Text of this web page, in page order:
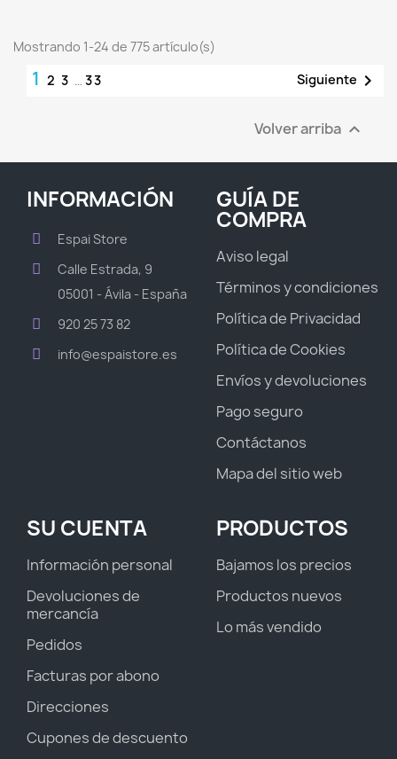
Mostrando 1-24 de 775 artículo(s)
1 2 3 … 33 Siguiente 
Volver arriba 
INFORMACIÓN
Espai Store
Calle Estrada, 9
05001 - Ávila - España
920 25 73 82
info@espaistore.es
GUÍA DE
COMPRA
Aviso legal
Términos y condiciones
Política de Privacidad
Política de Cookies
Envíos y devoluciones
Pago seguro
Contáctanos
Mapa del sitio web
SU CUENTA
Información personal
Devoluciones de
mercancía
Pedidos
Facturas por abono
Direcciones
Cupones de descuento
PRODUCTOS
Bajamos los precios
Productos nuevos
Lo más vendido